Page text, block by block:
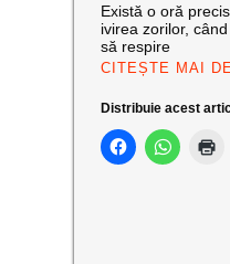
Există o oră
ivirea zorilor,
să respire
CITEȘTE MAI
Distribuie acest